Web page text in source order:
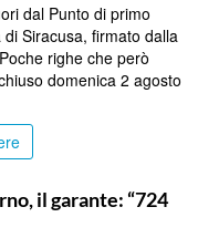
dal Punto di primo
Siracusa, firmato dalla
righe che però
domenica 2 agosto
il garante: “724